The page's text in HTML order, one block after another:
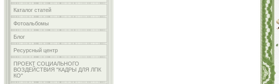
Каталог статей
Фотоальбомы
Блог
Ресурсный центр
ПРОЕКТ СОЦИАЛЬНОГО
ВОЗДЕЙСТВИЯ "КАДРЫ ДЛЯ ЛПК
КО"